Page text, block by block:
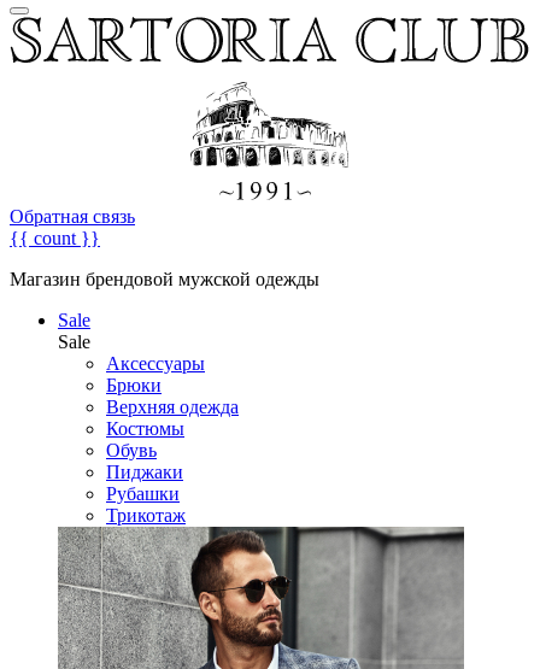
Обратная связь
{{ count }}
Магазин брендовой мужской одежды
Sale
Sale
Аксессуары
Брюки
Верхняя одежда
Костюмы
Обувь
Пиджаки
Рубашки
Трикотаж